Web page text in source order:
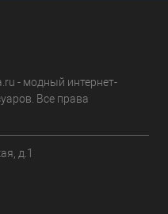
- модный интернет-
Все права
д.1